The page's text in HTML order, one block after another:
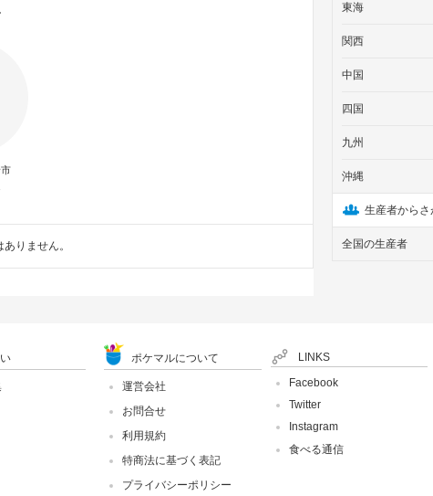
りません。
東海
関西
中国
四国
九州
沖縄
生産者からさ
全国の生産者
ポケマルについて
運営会社
お問合せ
利用規約
特商法に基づく表記
プライバシーポリシー
LINKS
Facebook
Twitter
Instagram
食べる通信